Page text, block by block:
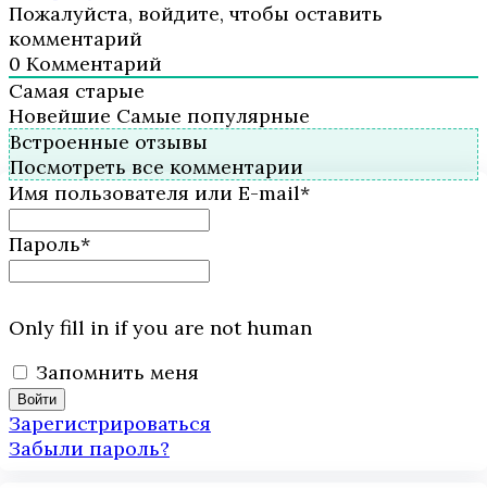
Пожалуйста, войдите, чтобы оставить
комментарий
0 Комментарий
Самая старые
Новейшие Самые популярные
Встроенные отзывы
Посмотреть все комментарии
Имя пользователя или E-mail*
Пароль*
Only fill in if you are not human
Запомнить меня
Зарегистрироваться
Забыли пароль?